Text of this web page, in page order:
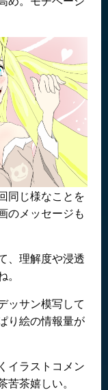
同じ様なことを
のメッセージも
、理解度や浸透
ッサン模写して
り絵の情報量が
イラストコメン
苦茶嬉しい。